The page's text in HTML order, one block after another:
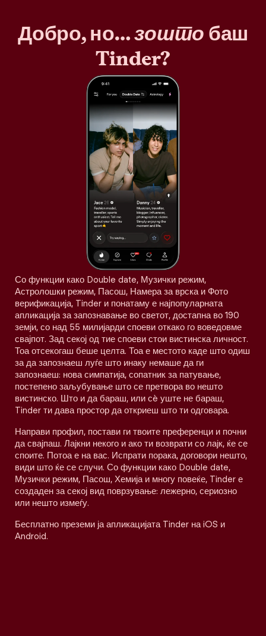
Добро, но…зошто баш
Tinder?
Со функции како Double date, Музички режим,
Астролошки режим, Пасош, Намера за врска и Фото
верификација, Tinder и понатаму е најпопуларната
апликација за запознавање во светот, достапна во 190
земји, со над 55 милијарди споеви откако го воведовме
свајпот. Зад секој од тие споеви стои вистинска личност.
Тоа отсекогаш беше целта. Тоа е местото каде што одиш
за да запознаеш луѓе што инаку немаше да ги
запознаеш: нова симпатија, сопатник за патување,
постепено заљубување што се претвора во нешто
вистинско. Што и да бараш, или сè уште не бараш,
Tinder ти дава простор да откриеш што ти одговара.
Направи профил, постави ги твоите преференци и почни
да свајпаш. Лајкни некого и ако ти возврати со лајк, ќе се
споите. Потоа е на вас. Испрати порака, договори нешто,
види што ќе се случи. Со функции како Double date,
Музички режим, Пасош, Хемија и многу повеќе, Tinder е
создаден за секој вид поврзување: лежерно, сериозно
или нешто измеѓу.
Бесплатно преземи ја апликацијата Tinder на iOS и
Android.